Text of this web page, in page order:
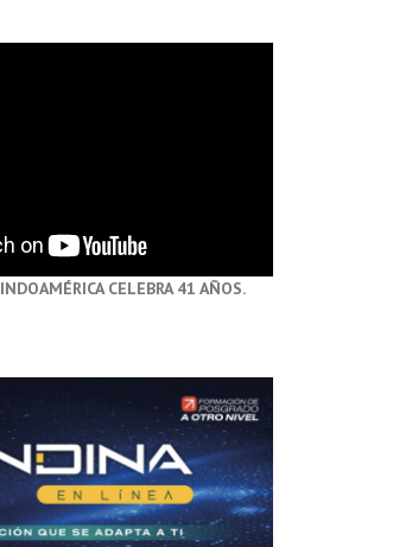
INDOAMÉRICA CELEBRA 41 AÑOS.